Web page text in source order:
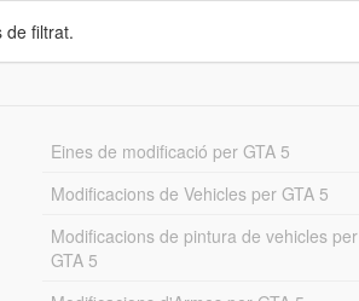
de filtrat.
Eines de modificació per GTA 5
Modificacions de Vehicles per GTA 5
Modificacions de pintura de vehicles per
GTA 5